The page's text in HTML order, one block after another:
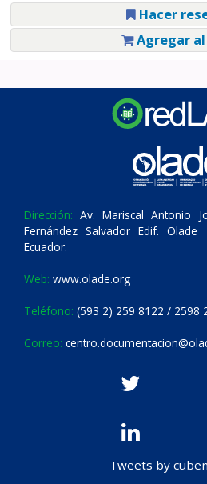
Hacer
Agregar
Dirección: Av. Mariscal Antonio
Fernández Salvador Edif.
Ecuador.
Web: www.olade.org
Teléfono: (593 2) 259 8122 / 2598
Correo:
Tweets by